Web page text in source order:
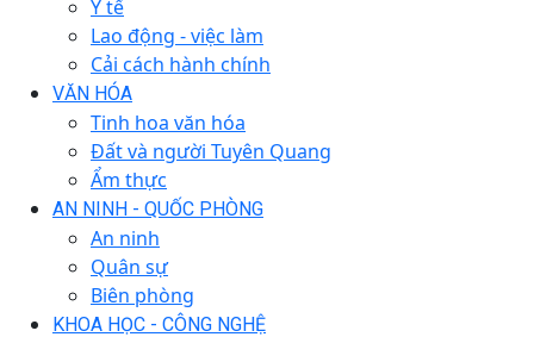
Y tế
Lao động - việc làm
Cải cách hành chính
VĂN HÓA
Tinh hoa văn hóa
Đất và người Tuyên Quang
Ẩm thực
AN NINH - QUỐC PHÒNG
An ninh
Quân sự
Biên phòng
KHOA HỌC - CÔNG NGHỆ